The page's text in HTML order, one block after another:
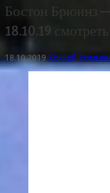
Бостон Брюинз
18.10.19
18.10.2019 Хоккей